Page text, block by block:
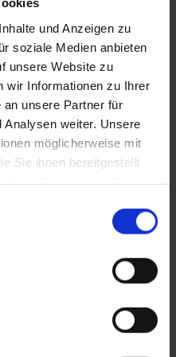
und Anzeigen zu
soziale Medien anbieten
unsere Website zu
wir Informationen zu Ihrer
an unsere Partner für
Analysen weiter. Unsere
möglicherweise mit
Sie ihnen bereitgestellt
der gewohnten
das Umfeld ab,
Raum und die Schwingungen
schwingt die Natur mit. Zum
Wald:Klassikist für mich
bei dem sich Natur und
halbe Stunde zu einer Stelle